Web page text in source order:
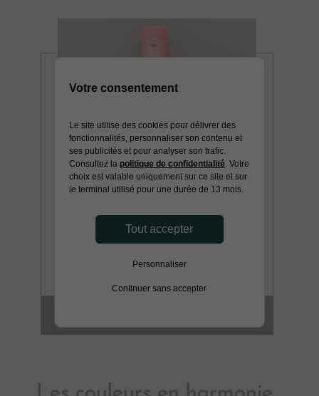
Votre consentement
Le site utilise des cookies pour délivrer des
fonctionnalités, personnaliser son contenu et
ses publicités et pour analyser son trafic.
Consultez la politique de confidentialité . Votre
choix est valable uniquement sur ce site et sur
le terminal utilisé pour une durée de 13 mois.
Tout accepter
Personnaliser
Continuer sans accepter